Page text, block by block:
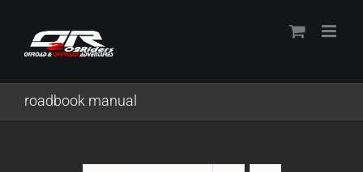
content
roadbook manual